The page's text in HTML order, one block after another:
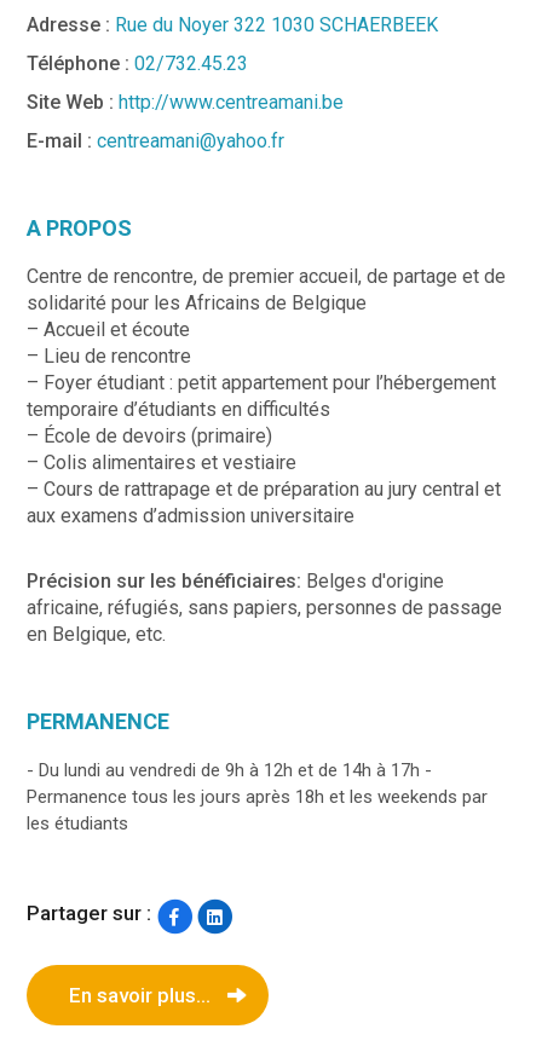
Adresse : Rue du Noyer 322 1030 SCHAERBEEK
Téléphone :02/732.45.23
Site Web : http://www.centreamani.be
E-mail : centreamani@yahoo.fr
A PROPOS
Centre de rencontre, de premier accueil, de partage et de
solidarité pour les Africains de Belgique
– Accueil et écoute
– Lieu de rencontre
– Foyer étudiant : petit appartement pour l’hébergement
temporaire d’étudiants en difficultés
– École de devoirs (primaire)
– Colis alimentaires et vestiaire
– Cours de rattrapage et de préparation au jury central et
aux examens d’admission universitaire
Précision sur les bénéficiaires: Belges d'origine
africaine, réfugiés, sans papiers, personnes de passage
en Belgique, etc.
PERMANENCE
- Du lundi au vendredi de 9h à 12h et de 14h à 17h -
Permanence tous les jours après 18h et les weekends par
les étudiants
Partager sur :
En savoir plus...